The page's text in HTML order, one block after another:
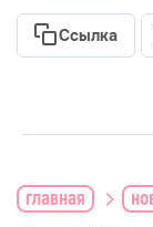
Ссылка
главная